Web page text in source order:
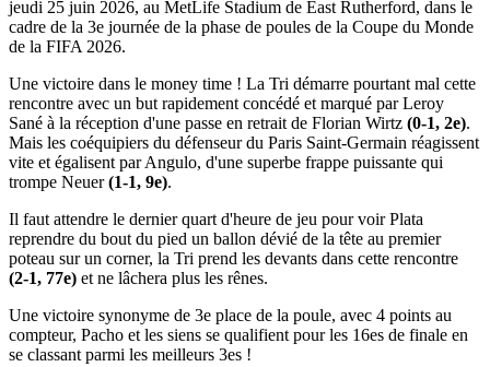
jeudi 25 juin 2026, au MetLife Stadium de East Rutherford, dans le
cadre de la 3e journée de la phase de poules de la Coupe du Monde
de la FIFA 2026.
Une victoire dans le money time ! La Tri démarre pourtant mal cette
rencontre avec un but rapidement concédé et marqué par Leroy
Sané à la réception d'une passe en retrait de Florian Wirtz (0-1, 2e).
Mais les coéquipiers du défenseur du Paris Saint-Germain réagissent
vite et égalisent par Angulo, d'une superbe frappe puissante qui
trompe Neuer(1-1, 9e).
Il faut attendre le dernier quart d'heure de jeu pour voir Plata
reprendre du bout du pied un ballon dévié de la tête au premier
poteau sur un corner, la Tri prend les devants dans cette rencontre
(2-1, 77e) et ne lâchera plus les rênes.
Une victoire synonyme de 3e place de la poule, avec 4 points au
compteur, Pacho et les siens se qualifient pour les 16es de finale en
se classant parmi les meilleurs 3es !